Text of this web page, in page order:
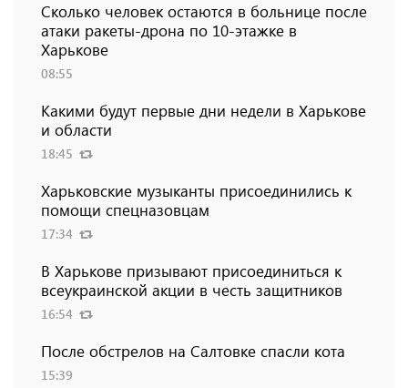
Сколько человек остаются в больнице после
атаки ракеты-дрона по 10-этажке в
Харькове
08:55
Какими будут первые дни недели в Харькове
и области
18:45
Харьковские музыканты присоединились к
помощи спецназовцам
17:34
В Харькове призывают присоединиться к
всеукраинской акции в честь защитников
16:54
После обстрелов на Салтовке спасли кота
15:39